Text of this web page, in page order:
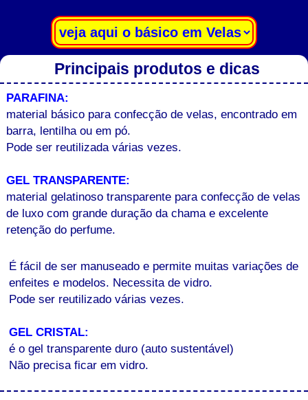
Principais produtos e dicas
PARAFINA:
material básico para confecção de velas, encontrado em
barra, lentilha ou em pó.
Pode ser reutilizada várias vezes.
GEL TRANSPARENTE:
material gelatinoso transparente para confecção de velas
de luxo com grande duração da chama e excelente
retenção do perfume.
É fácil de ser manuseado e permite muitas variações de
enfeites e modelos. Necessita de vidro.
Pode ser reutilizado várias vezes.
GEL CRISTAL:
é o gel transparente duro (auto sustentável)
Não precisa ficar em vidro.